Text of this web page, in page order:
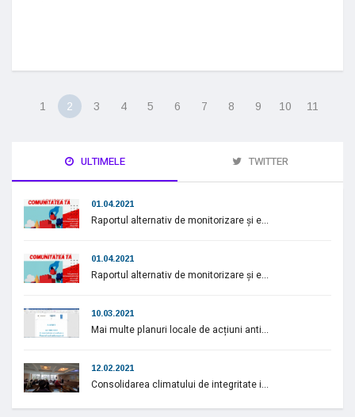
1 2 3 4 5 6 7 8 9 10 11
ULTIMELE TWITTER
01.04.2021
Raportul alternativ de monitorizare și e...
01.04.2021
Raportul alternativ de monitorizare și e...
10.03.2021
Mai multe planuri locale de acțiuni anti...
12.02.2021
Consolidarea climatului de integritate i...